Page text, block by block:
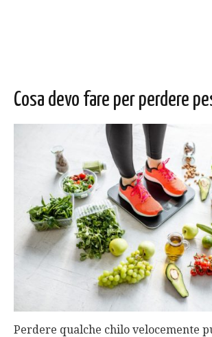
Cosa devo fare per perdere
Perdere qualche chilo velocemente